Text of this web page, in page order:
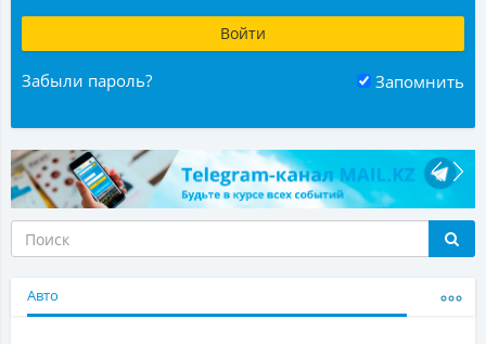
Забыли пароль? Запомнить
Авто